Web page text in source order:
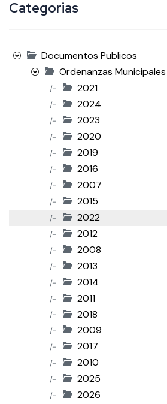
Categorias
Documentos Publicos
Ordenanzas Municipales
|- 2021
|- 2024
|- 2023
|- 2020
|- 2019
|- 2016
|- 2007
|- 2015
|- 2022
|- 2012
|- 2008
|- 2013
|- 2014
|- 2011
|- 2018
|- 2009
|- 2017
|- 2010
|- 2025
|-
2026